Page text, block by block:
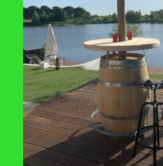
verzending: 1-3 werkdagen